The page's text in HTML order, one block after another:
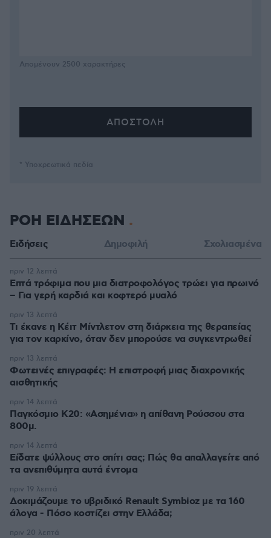
Απομένουν 2500 χαρακτήρες
* Υποχρεωτικά πεδία
ΡΟΗ ΕΙΔΗΣΕΩΝ
Ειδήσεις Δημοφιλή Σχολιασμένα
Επτά τρόφιμα που μια διατροφολόγος τρώει για πρωινό
– Για γερή καρδιά και κοφτερό μυαλό
πριν 12 λεπτά
Τι έκανε η Κέιτ Μίντλετον στη διάρκεια της θεραπείας
για τον καρκίνο, όταν δεν μπορούσε να συγκεντρωθεί
πριν 13 λεπτά
Φωτεινές επιγραφές: Η επιστροφή μιας διαχρονικής
αισθητικής
πριν 13 λεπτά
Παγκόσμιο Κ20: «Ασημένια» η απίθανη Ρούσσου στα
800μ.
πριν 14 λεπτά
Είδατε ψύλλους στο σπίτι σας; Πώς θα απαλλαγείτε από
τα ανεπιθύμητα αυτά έντομα
πριν 14 λεπτά
Δοκιμάζουμε το υβριδικό Renault Symbioz με τα 160
άλογα - Πόσο κοστίζει στην Ελλάδα;
πριν 19 λεπτά
πριν 20 λεπτά